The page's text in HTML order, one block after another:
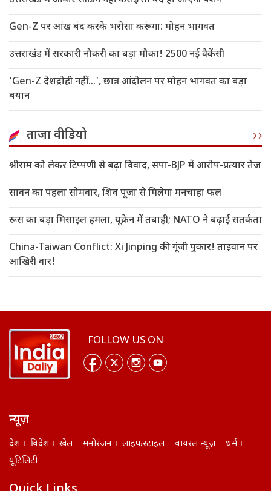
Gen-Z पर आंख बंद करके भरोसा करूंगा: मोहन भागवत
उत्तराखंड में सरकारी नौकरी का बड़ा मौका! 2500 नई वैकेंसी
'Gen-Z देशद्रोही नहीं...', छात्र आंदोलन पर मोहन भागवत का बड़ा
बयान
ताजा वीडियो
श्रीराम को लेकर टिप्पणी से बढ़ा विवाद, सपा-BJP में आरोप-प्रत्यार तेज
सावन का पहला सोमवार, शिव पूजा से मिलेगा मनचाहा फल
रूस का बड़ा मिसाइल हमला, यूक्रेन में तबाही; NATO ने बढ़ाई सतर्कता
China-Taiwan Conflict: Xi Jinping की गूंजी पुकार! ताइवान पर
आखिरी वार!
FOLLOW US ON
न्यूज़
देश विदेश खेल मनोरंजन लाइफस्टाइल वायरल न्यूज़
धर्म
यूटिलिटी